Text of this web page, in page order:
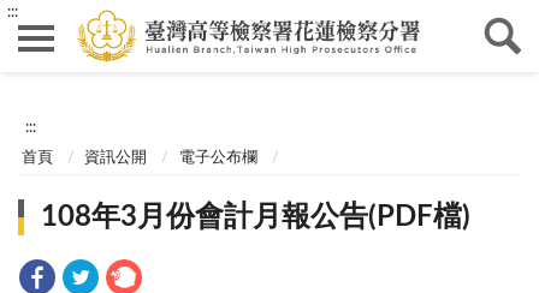
:::
:::
首頁 資訊公開 電子公布欄
108年3月份會計月報公告(PDF檔)